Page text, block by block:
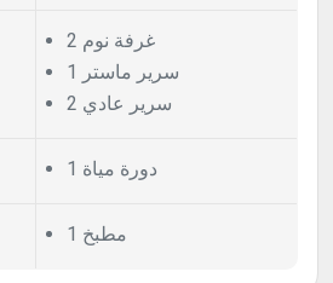
2 غرفة نوم
1 سرير ماستر
2 سرير عادي
1 دورة مياة
1 مطبخ